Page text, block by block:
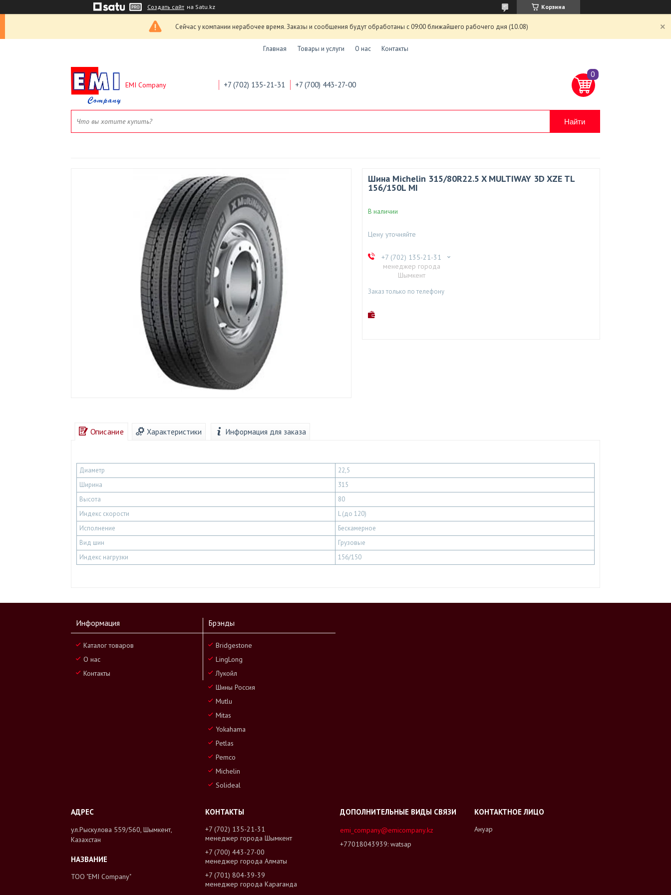
Создать сайт на Satu.kz Корзина
Сейчас у компании нерабочее время. Заказы и сообщения будут обработаны с 09:00 ближайшего рабочего дня (10.08)
Главная Товары и услуги О нас Контакты
EMI Company +7 (702) 135-21-31 +7 (700) 443-27-00
Найти
Шина Michelin 315/80R22.5 X MULTIWAY 3D XZE TL
156/150L MI
В наличии
Цену уточняйте
+7 (702) 135-21-31
менеджер города
Шымкент
Заказ только по телефону
Описание Характеристики Информация для заказа
Диаметр
22,5
Ширина
315
Высота
80
Индекс скорости
L (до 120)
Исполнение
Бескамерное
Вид шин
Грузовые
Индекс нагрузки
156/150
Информация
Каталог товаров
О нас
Контакты
Брэнды
Bridgestone
LingLong
Лукойл
Шины Россия
Mutlu
Mitas
Yokahama
Petlas
Pemco
Michelin
Solideal
ул.Рыскулова 559/560, Шымкент,
Казахстан
ТОО "EMI Company"
+7 (702) 135-21-31
менеджер города Шымкент
+7 (700) 443-27-00
менеджер города Алматы
+7 (701) 804-39-39
менеджер города Караганда
emi_company@emicompany.kz
+77018043939 watsap
Ануар